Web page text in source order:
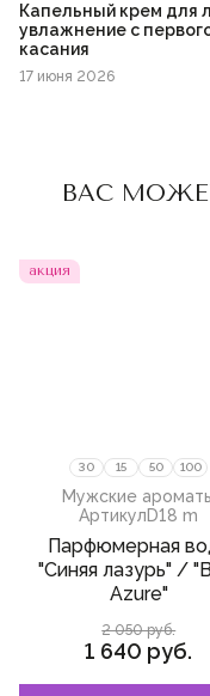
Капельный крем для
увлажнение с
касания
17 июня 2026
ВАС
акция
зарегистрируйтесь,
чтобы добавить товар
30 15 50 100
Мужские
АртикулD18 m
Парфюмерная
"Синяя лазурь" /
Azurе"
2 050 руб.
1 640 руб.